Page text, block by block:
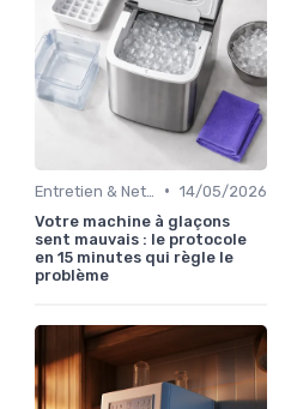
• 14/05/2026
Votre machine à glaçons
sent mauvais : le protocole
en 15 minutes qui règle le
problème